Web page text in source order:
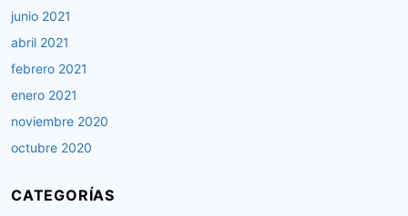
junio 2021
abril 2021
febrero 2021
enero 2021
noviembre 2020
octubre 2020
CATEGORÍAS